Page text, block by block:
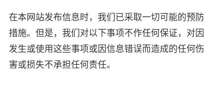
在本网站发布信息时，我们已采取一切可能的预防
措施。但是，我们对以下事项不作任何保证，对因
发生或使用这些事项或因信息错误而造成的任何伤
害或损失不承担任何责任。